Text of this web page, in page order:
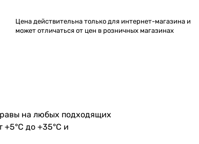
Цена действительна только для интернет-магазина и
может отличаться от цен в розничных магазинах
на любых подходящих
+5°С до +35°С и